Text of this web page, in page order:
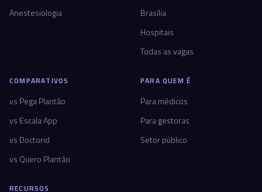
Anestesiologia
Brasília
Hospitais
Todas as vagas
COMPARATIVOS
vs Pega Plantão
vs Escala App
vs Doctorid
vs Quero Plantão
PARA QUEM É
Para médicos
Para gestoras
Setor público
RECURSOS